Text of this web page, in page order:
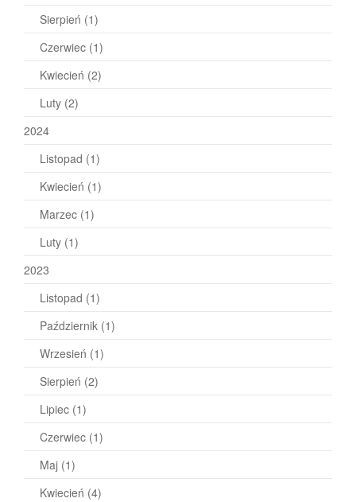
Sierpień (1)
Czerwiec (1)
Kwiecień (2)
Luty (2)
2024
Listopad (1)
Kwiecień (1)
Marzec (1)
Luty (1)
2023
Listopad (1)
Październik (1)
Wrzesień (1)
Sierpień (2)
Lipiec (1)
Czerwiec (1)
Maj (1)
Kwiecień (4)